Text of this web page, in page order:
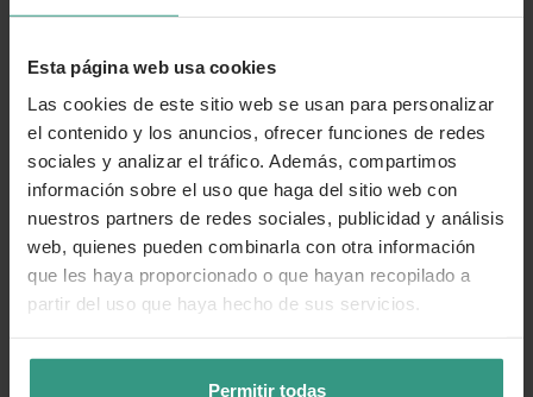
Esta página web usa cookies
Las cookies de este sitio web se usan para personalizar
el contenido y los anuncios, ofrecer funciones de redes
sociales y analizar el tráfico. Además, compartimos
información sobre el uso que haga del sitio web con
nuestros partners de redes sociales, publicidad y análisis
web, quienes pueden combinarla con otra información
que les haya proporcionado o que hayan recopilado a
partir del uso que haya hecho de sus servicios.
Permitir todas